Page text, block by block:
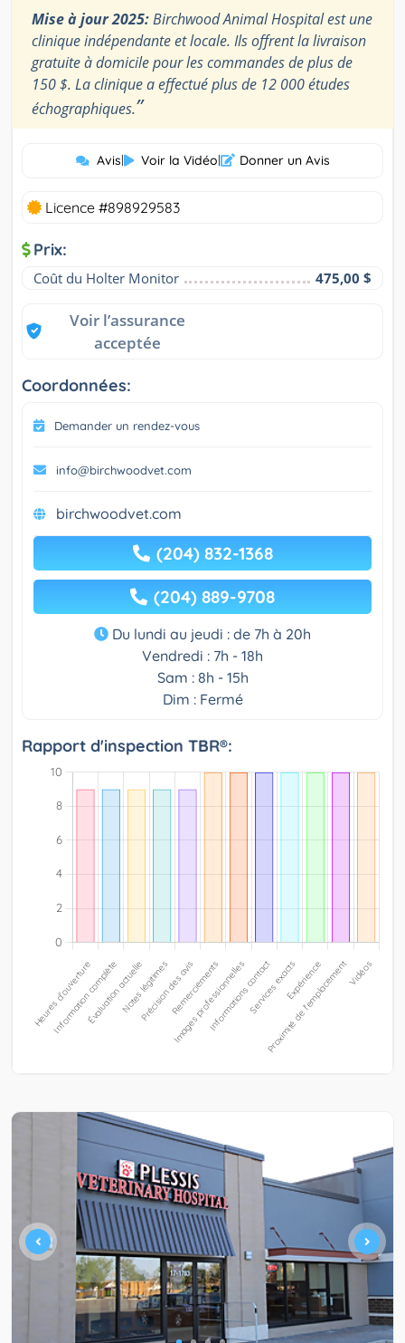
Mise à jour 2025:Birchwood Animal Hospital est une
clinique indépendante et locale. Ils offrent la livraison
gratuite à domicile pour les commandes de plus de
150 $. La clinique a effectué plus de 12 000 études
échographiques.”
Avis| Voir la Vidéo| Donner un Avis
Licence #898929583
Prix:
Coût du Holter Monitor 475,00 $
Voir l’assurance
acceptée
Coordonnées:
Demander un rendez-vous
info@birchwoodvet.com
birchwoodvet.com
(204) 832-1368
(204) 889-9708
Du lundi au jeudi : de 7h à 20h
Vendredi : 7h - 18h
Sam : 8h - 15h
Dim : Fermé
Rapport d'inspection TBR®: